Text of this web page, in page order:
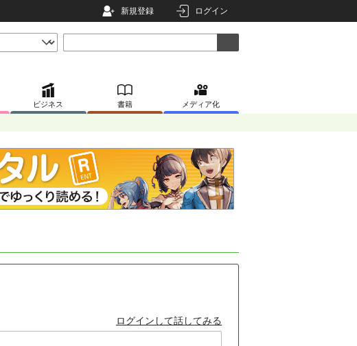
新規登録 ログイン
ビジネス 書籍 メディア化
ログインして話してみる